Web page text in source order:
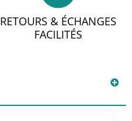
RETOURS & ÉCHANGES
FACILITÉS